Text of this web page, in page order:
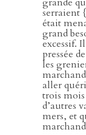
serraient
était
grand
excessif.
pressée
les
aller
trois
d’autres
mers, et